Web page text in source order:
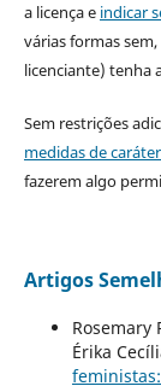
a licença e indicar
várias formas
licenciante) tenha
Sem restrições
medidas de
fazerem algo
Artigos
Rosemary
Érika